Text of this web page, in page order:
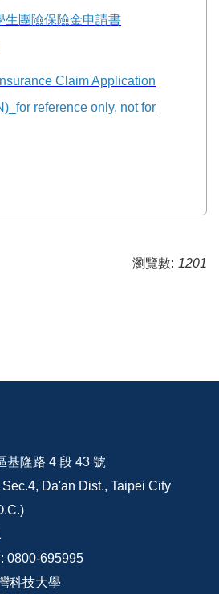
生團險保險金申請書
Insurance Claim Application
reference only. not for
瀏覽數: 1201
基隆路 4 段 43 號
Da'an Dist., Taipei City
0800-695995
科技大學